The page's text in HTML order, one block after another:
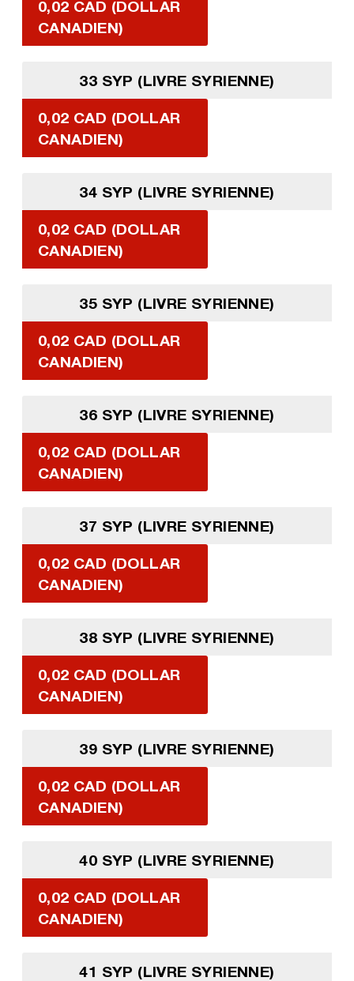
0,02 CAD (DOLLAR
CANADIEN)
33 SYP (LIVRE SYRIENNE)
0,02 CAD (DOLLAR
CANADIEN)
34 SYP (LIVRE SYRIENNE)
0,02 CAD (DOLLAR
CANADIEN)
35 SYP (LIVRE SYRIENNE)
0,02 CAD (DOLLAR
CANADIEN)
36 SYP (LIVRE SYRIENNE)
0,02 CAD (DOLLAR
CANADIEN)
37 SYP (LIVRE SYRIENNE)
0,02 CAD (DOLLAR
CANADIEN)
38 SYP (LIVRE SYRIENNE)
0,02 CAD (DOLLAR
CANADIEN)
39 SYP (LIVRE SYRIENNE)
0,02 CAD (DOLLAR
CANADIEN)
40 SYP (LIVRE SYRIENNE)
0,02 CAD (DOLLAR
CANADIEN)
41 SYP (LIVRE SYRIENNE)